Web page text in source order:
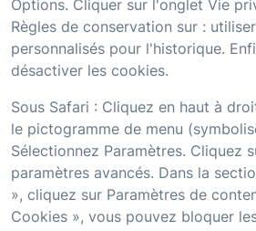
Options. Cliquer sur l'onglet Vie
Règles de conservation sur :
personnalisés pour l'historique.
désactiver les cookies.
Sous Safari : Cliquez en haut à
le pictogramme de menu
Sélectionnez Paramètres. Cliquez
paramètres avancés. Dans la
», cliquez sur Paramètres de
Cookies », vous pouvez bloquer